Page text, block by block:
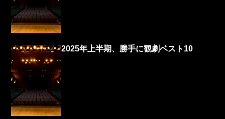
2025年上半期、勝手に観劇ベスト10